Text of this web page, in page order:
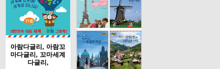
아람다글리, 아람꼬
마다글리, 꼬마세계
다글리,